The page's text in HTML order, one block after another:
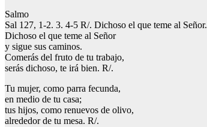
Salmo
Sal 127, 1-2. 3. 4-5 R/. Dichoso el que teme al Señor.
Dichoso el que teme al Señor
y sigue sus caminos.
Comerás del fruto de tu trabajo,
serás dichoso, te irá bien. R/.
Tu mujer, como parra fecunda,
en medio de tu casa;
tus hijos, como renuevos de olivo,
alrededor de tu mesa. R/.